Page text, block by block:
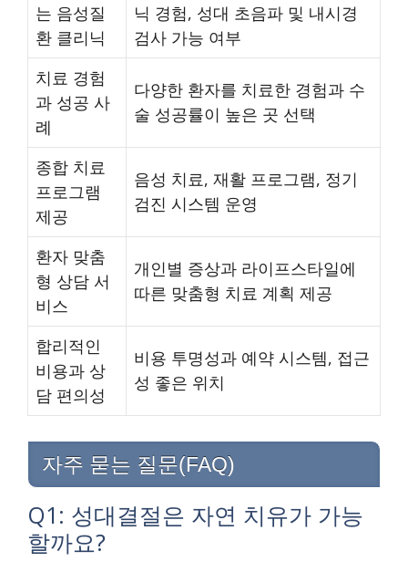
는 음성질
환 클리닉
닉 경험, 성대 초음파 및 내시경
검사 가능 여부
치료 경험
과 성공 사
례
다양한 환자를 치료한 경험과 수
술 성공률이 높은 곳 선택
종합 치료
프로그램
제공
음성 치료, 재활 프로그램, 정기
검진 시스템 운영
환자 맞춤
형 상담 서
비스
개인별 증상과 라이프스타일에
따른 맞춤형 치료 계획 제공
합리적인
비용과 상
담 편의성
비용 투명성과 예약 시스템, 접근
성 좋은 위치
자주 묻는 질문(FAQ)
Q1: 성대결절은 자연 치유가 가능
할까요?